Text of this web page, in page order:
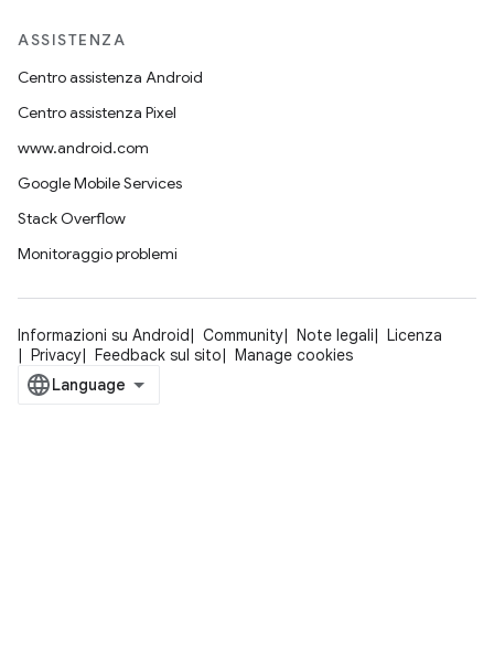
ASSISTENZA
Centro assistenza Android
Centro assistenza Pixel
www.android.com
Google Mobile Services
Stack Overflow
Monitoraggio problemi
Informazioni su Android Community Note legali
Licenza
Privacy
Feedback sul sito Manage cookies